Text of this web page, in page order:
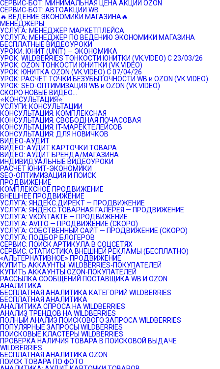
СЕРВИС-БОТ: МИНИМАЛЬНАЯ ЦЕНА АКЦИИ OZON
СЕРВИС-БОТ: АВТОАКЦИИ WB
🔥 ВЕДЕНИЕ ЭКОНОМИКИ МАГАЗИНА🔥
МЕНЕДЖЕРЫ
УСЛУГА: МЕНЕДЖЕР МАРКЕТПЛЕЙСА
УСЛУГА: МЕНЕДЖЕР ПО ВЕДЕНИЮ ЭКОНОМИКИ МАГАЗИНА
БЕСПЛАТНЫЕ ВИДЕОУРОКИ
УРОКИ: ЮНИТ (UNIT) — ЭКОНОМИКА
УРОК: WILDBERRIES ТОНКОСТИ ЮНИТКИ (VK.VIDEO) C 23/03/26
УРОК: OZON ТОНКОСТИ ЮНИТКИ (VK.VIDEO)
УРОК: ЮНИТКА OZON (VK.VIDEO) C 07/04/26
УРОК: РАСЧЕТ ТОЧКИ БЕЗУБЫТОЧНОСТИ WB и OZON (VK.VIDEO)
УРОК: SEO-ОПТИМИЗАЦИЯ WB и OZON (VK.VIDEO)
СКОРО НОВЫЕ ВИДЕО…
⭐️КОНСУЛЬТАЦИЯ⭐️
УСЛУГИ: КОНСУЛЬТАЦИИ
КОНСУЛЬТАЦИЯ: КОМПЛЕКСНАЯ
КОНСУЛЬТАЦИЯ: СВОБОДНАЯ ПОЧАСОВАЯ
КОНСУЛЬТАЦИЯ: IT-МАРЕКТЕЛЕЙСОВ
КОНСУЛЬТАЦИЯ: ДЛЯ НОВИЧКОВ
ВИДЕО-АУДИТ
ВИДЕО: АУДИТ КАРТОЧКИ ТОВАРА
ВИДЕО: АУДИТ БРЕНДА/МАГАЗИНА
ИНДИВИДУАЛЬНЫЕ ВИДЕОУРОКИ
РАСЧЕТ ЮНИТ-ЭКОНОМИКИ
SEO-ОПТИМИЗАЦИЯ И ПОИСК
ПРОДВИЖЕНИЕ
КОМПЛЕКСНОЕ ПРОДВИЖЕНИЕ
ВНЕШНЕЕ ПРОДВИЖЕНИЕ
УСЛУГА: ЯНДЕКС.ДИРЕКТ — ПРОДВИЖЕНИЕ
УСЛУГА: ЯНДЕКС.ТОВАРНАЯ ГАЛЕРЕЯ — ПРОДВИЖЕНИЕ
УСЛУГА: VKONTAKTE — ПРОДВИЖЕНИЕ
УСЛУГА: AVITO — ПРОДВИЖЕНИЕ (СКОРО)
УСЛУГА: СОБСТВЕННЫЙ САЙТ — ПРОДВИЖЕНИЕ (СКОРО)
УСЛУГА: ПОДБОР БЛОГЕРОВ
СЕРВИС: ПОИСК АРТИКУЛА В СОЦСЕТЯХ
СЕРВИС: СТАТИСТИКА ВНЕШНЕЙ РЕКЛАМЫ (БЕСПЛАТНО)
«АЛЬТЕРНАТИВНОЕ» ПРОДВИЖЕНИЕ
КУПИТЬ АККАУНТЫ: WILDBERRIES-ПОКУПАТЕЛЕЙ
КУПИТЬ АККАУНТЫ OZON-ПОКУПАТЕЛЕЙ
РАССЫЛКА СООБЩЕНИЙ ПОСТАВЩИКА WB И OZON
АНАЛИТИКА
БЕСПЛАТНАЯ АНАЛИТИКА КАТЕГОРИЙ WILDBERRIES
БЕСПЛАТНАЯ АНАЛИТИКА
АНАЛИТИКА СПРОСА НА WILDBERRIES
АНАЛИЗ ТРЕНДОВ НА WILDBERRIES
ПОЛНЫЙ АНАЛИЗ ПОИСКОВОГО ЗАПРОСА WILDBERRIES
ПОПУЛЯРНЫЕ ЗАПРОСЫ WILDBERRIES
ПОИСКОВЫЕ КЛАСТЕРЫ WILDBERRIES
ПРОВЕРКА НАЛИЧИЯ ТОВАРА В ПОИСКОВОЙ ВЫДАЧЕ
WILDBERRIES
БЕСПЛАТНАЯ АНАЛИТИКА OZON
ПОИСК ТОВАРА ПО ФОТО